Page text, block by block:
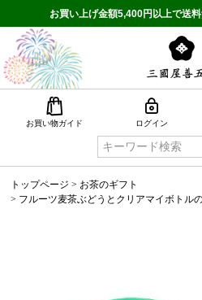
お買い上げ金額5,400円以上で送
お買い物ガイド ログイン
トップページ
お茶のギフト
フルーツ麦茶ぶどうとクリアマイボトル